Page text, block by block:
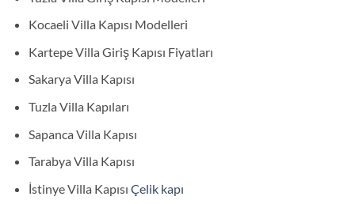
Kocaeli Villa Kapısı Modelleri
Kartepe Villa Giriş Kapısı Fiyatları
Sakarya Villa Kapısı
Tuzla Villa Kapıları
Sapanca Villa Kapısı
Tarabya Villa Kapısı
İstinye Villa Kapısı Çelik kapı